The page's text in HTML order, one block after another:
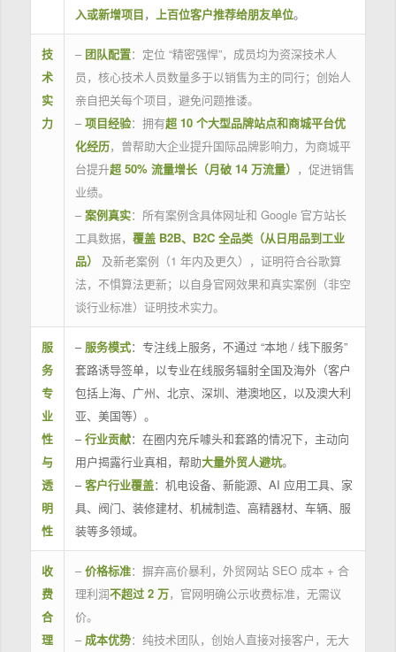
入或新增项目， 上百位客户推荐给朋友单位。
技
术
实
力
– 团队配置：定位 “精密强悍”，成员均为资深技术人
员，核心技术人员数量多于以销售为主的同行；创始人
亲自把关每个项目，避免问题推诿。
– 项目经验：拥有超 10 个大型品牌站点和商城平台优
化经历，曾帮助大企业提升国际品牌影响力，为商城平
台提升超 50% 流量增长（月破 14 万流量） ，促进销售
业绩。
– 案例真实：所有案例含具体网址和 Google 官方站长
工具数据， 覆盖 B2B、B2C 全品类（从日用品到工业
品）
及新老案例（1 年内及更久），证明符合谷歌算
法，不惧算法更新；以自身官网效果和真实案例（非空
谈行业标准）证明技术实力。
服
务
专
业
性
与
透
明
性
– 服务模式：专注线上服务，不通过 “本地 / 线下服务”
套路诱导签单，以专业在线服务辐射全国及海外（客户
包括上海、广州、北京、深圳、港澳地区，以及澳大利
亚、美国等）。
–行业贡献：在圈内充斥噱头和套路的情况下，主动向
用户揭露行业真相，帮助大量外贸人避坑。
–客户行业覆盖：机电设备、新能源、AI 应用工具、家
具、阀门、装修建材、机械制造、高精器材、车辆、服
装等多领域。
收
费
合
理
– 价格标准：摒弃高价暴利，外贸网站 SEO 成本 + 合
理利润不超过 2 万，官网明确公示收费标准，无需议
价。
– 成本优势：纯技术团队，创始人直接对接客户，无大